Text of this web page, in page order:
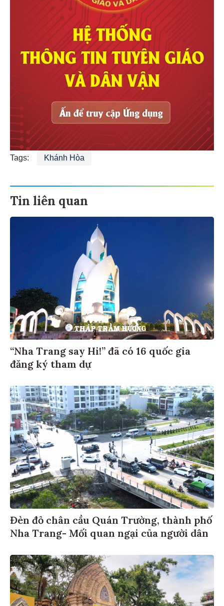
Tags: Khánh Hòa
Tin liên quan
“Nha Trang say Hi!” đã có 16 quốc gia
đăng ký tham dự
Đèn đỏ chân cầu Quán Trường, thành phố
Nha Trang- Mối quan ngại của người dân